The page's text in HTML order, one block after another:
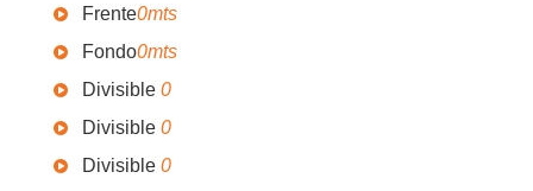
Frente0mts
Fondo0mts
Divisible 0
Divisible 0
Divisible 0